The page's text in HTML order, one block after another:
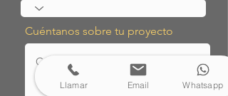
Cuéntanos sobre tu proyecto
Llamar Email Whatsapp